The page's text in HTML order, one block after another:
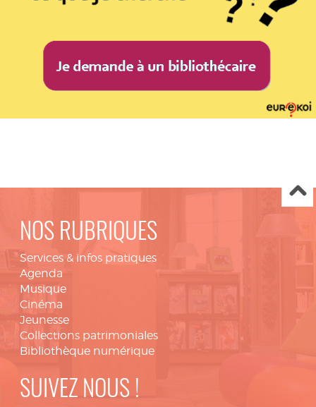
NOS RUBRIQUES
Services & infos pratiques
Agenda
Musique
Cinéma
Jeunesse
Collections patrimoniales
Bibliothèque numérique
SUIVEZ NOUS !